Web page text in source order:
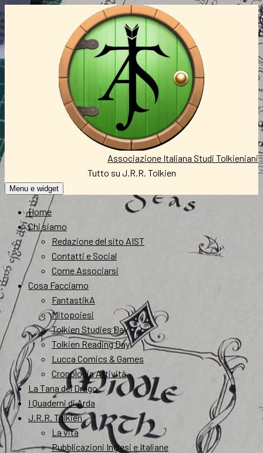
al
contenuto
Associazione Italiana Studi Tolkieniani
Tutto su J.R.R. Tolkien
Menu e widget
Home
Chi siamo
Redazione del sito AIST
Contatti e Social
Come Associarsi
Cosa Facciamo
FantastikA
Mitopoiesi
Tolkien Studies Day
Tolkien Reading Day
Lucca Comics & Games
Cronologia Attività
La Tana del Drago
I Quaderni di Arda
J.R.R. Tolkien
La vita
Pubblicazioni Inglesi e Italiane